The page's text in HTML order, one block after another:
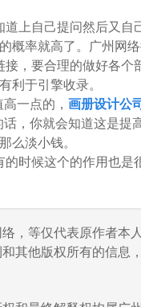
自己提问然后又自
概率就高了。广州网
要合理的做好各个
利于引擎收录。
一点的， 画册设计公司
话，你就会知道这是
么淡小钱。
候这个的作用也是
，等仅代表原作者本
其他版权所有的信